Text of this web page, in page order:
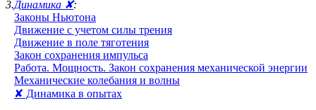
3.Динамика ✘:
Законы Ньютона
Движение с учетом силы трения
Движение в поле тяготения
Закон сохранения импульса
Работа. Мощность. Закон сохранения механической энергии
Механические колебания и волны
✘ Динамика в опытах